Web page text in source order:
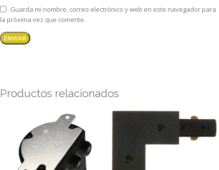
Guarda mi nombre, correo electrónico y web en este navegador para
la próxima vez que comente.
Productos relacionados